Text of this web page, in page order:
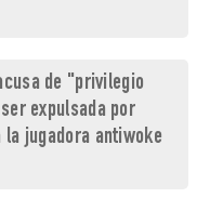
de "privilegio
expulsada por
jugadora antiwoke